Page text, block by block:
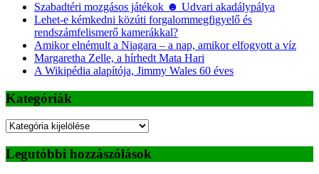
Szabadtéri mozgásos játékok ☻ Udvari akadálypálya
Lehet-e kémkedni közúti forgalommegfigyelő és
rendszámfelismerő kamerákkal?
Amikor elnémult a Niagara – a nap, amikor elfogyott a víz
Margaretha Zelle, a hírhedt Mata Hari
A Wikipédia alapítója, Jimmy Wales 60 éves
Kategóriák
Kategóriák
Legutóbbi hozzászólások